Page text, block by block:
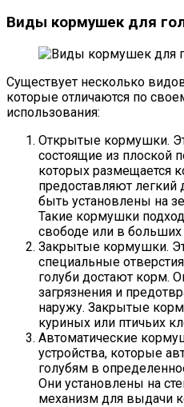
Виды кормушек для
Существует несколько
которые отличаются по
использования:
Открытые кормушки.
состоящие из плоской
которых размещается
предоставляют легкий
быть установлены на
Такие кормушки
свободе или в больших
Закрытые кормушки.
специальные
голуби достают корм.
загрязнения и
наружу. Закрытые
куриных или птичьих
Автоматические
устройства, которые
голубям в
Они установлены на
механизм для выдачи